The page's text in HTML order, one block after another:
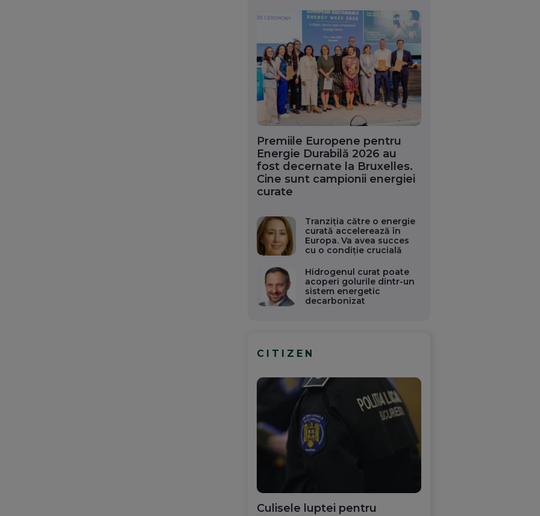
Premiile Europene pentru
Energie Durabilă 2026 au
fost decernate la Bruxelles.
Cine sunt campionii energiei
curate
Tranziția către o energie
curată accelerează în
Europa. Va avea succes
cu o condiție crucială
Hidrogenul curat poate
acoperi golurile dintr-un
sistem energetic
decarbonizat
CITIZEN
Culisele luptei pentru